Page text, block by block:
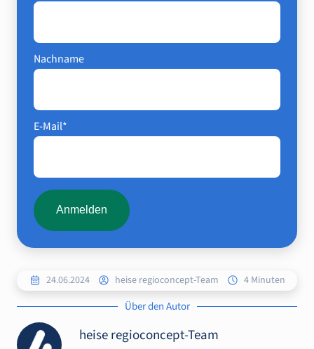
Nachname
E-Mail*
Anmelden
24.06.2024 heise regioconcept-Team 4 Minuten
Über den Autor
heise regioconcept-Team